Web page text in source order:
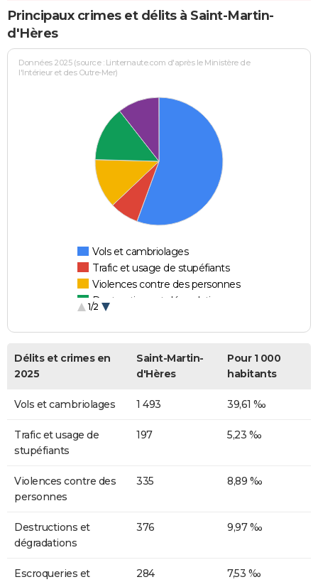
Principaux crimes et délits à Saint-Martin-
d'Hères
Données 2025 (source : Linternaute.com d'après le Ministère de
l'Intérieur et des Outre-Mer)
Vols et cambriolages
Trafic et usage de stupéfiants
Violences contre des personnes
Destructions et dégradations
1/2
Délits et crimes en
2025
Saint-Martin-
d'Hères
Pour 1 000
habitants
Vols et cambriolages 1 493 39,61 ‰
Trafic et usage de
stupéfiants
197 5,23 ‰
Violences contre des
personnes
335 8,89 ‰
Destructions et
dégradations
376 9,97 ‰
Escroqueries et
284 7,53 ‰